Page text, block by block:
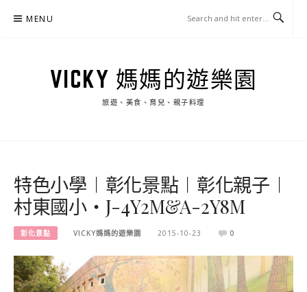
MENU
VICKY 媽媽的遊樂園
旅遊、美食、育兒、親子料理
特色小學︱彰化景點︱彰化親子︱
村東國小‧J-4Y2M&A-2Y8M
彰化景點 VICKY媽媽的遊樂園 2015-10-23 0